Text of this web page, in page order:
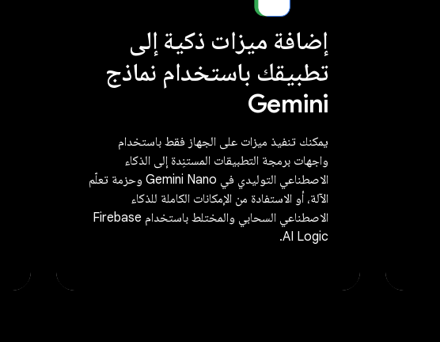
إضافة ميزات ذكية إلى
تطبيقك باستخدام نماذج
Gemini
يمكنك تنفيذ ميزات على الجهاز فقط باستخدام
واجهات برمجة التطبيقات المستنِدة إلى الذكاء
الاصطناعي التوليدي في Gemini Nano وحزمة تعلّم
الآلة، أو الاستفادة من الإمكانات الكاملة للذكاء
الاصطناعي السحابي والمختلط باستخدام Firebase
AI Logic.